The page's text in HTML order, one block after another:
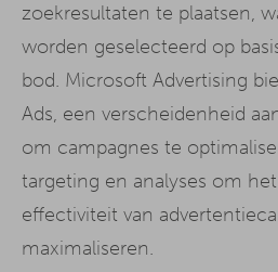
zoekresultaten te plaatsen,
worden geselecteerd op
bod. Microsoft Advertising
Ads, een verscheidenheid
om campagnes te
targeting en analyses om
effectiviteit van
maximaliseren.